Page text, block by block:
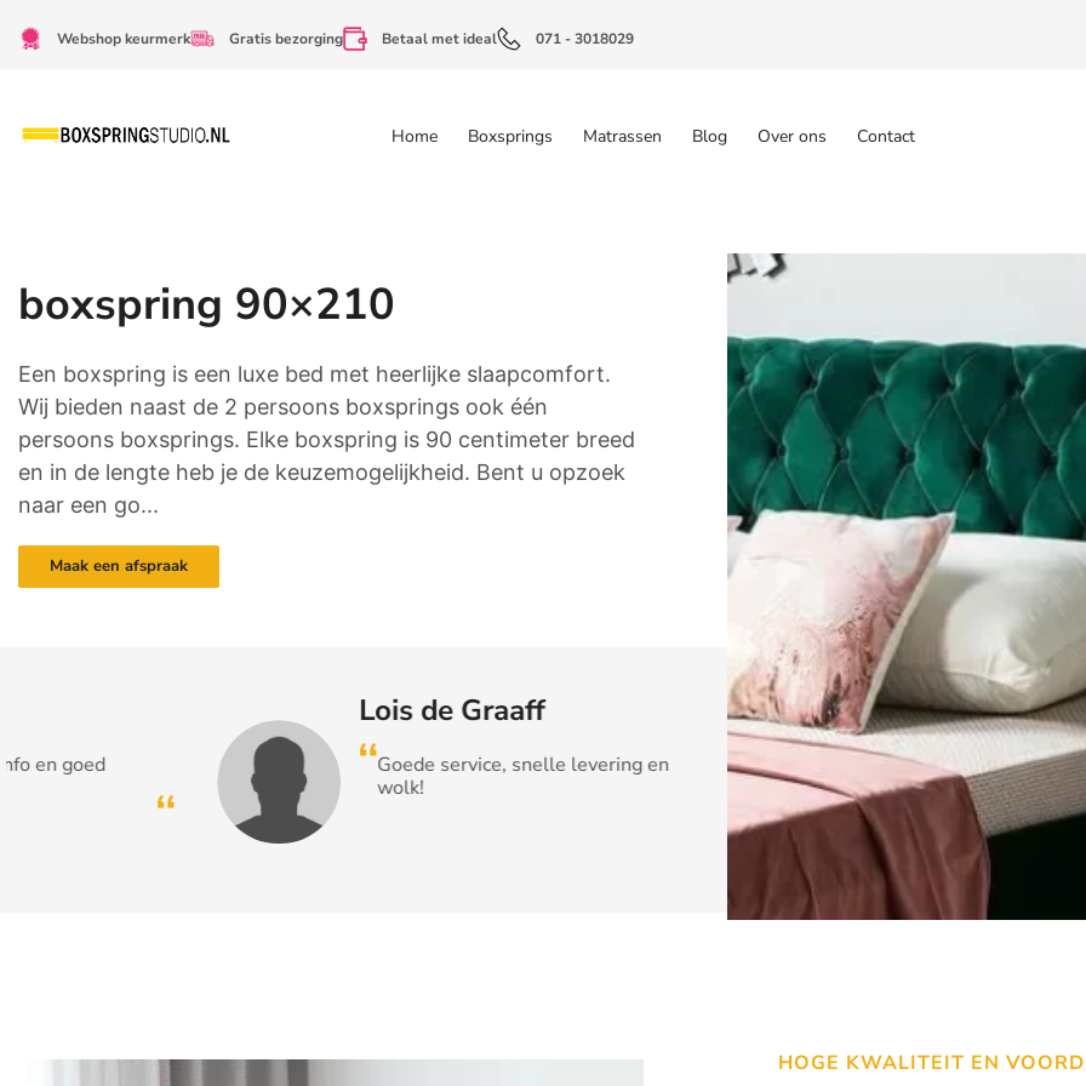
Webshop keurmerk Gratis bezorging Betaal met ideal 071 - 3018029
Home Boxsprings Matrassen Blog Over ons Contact
boxspring 90×210
Een boxspring is een luxe bed met heerlijke slaapcomfort.
Wij bieden naast de 2 persoons boxsprings ook één
persoons boxsprings. Elke boxspring is 90 centimeter breed
en in de lengte heb je de keuzemogelijkheid. Bent u opzoek
naar een go...
Maak een afspraak
Lois de Graaff
Goede service, snelle levering en slaapt als een
wolk!
H Can
Super mooi bed
nodige kennis. En
prijzen. Super bedankt.
HOGE KWALITEIT EN